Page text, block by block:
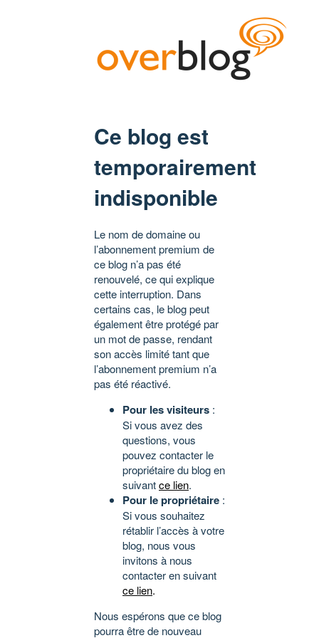
Ce blog est
temporairement
indisponible
Le nom de domaine ou
l’abonnement premium de
ce blog n’a pas été
renouvelé, ce qui explique
cette interruption. Dans
certains cas, le blog peut
également être protégé par
un mot de passe, rendant
son accès limité tant que
l’abonnement premium n’a
pas été réactivé.
Pour les visiteurs :
Si vous avez des
questions, vous
pouvez contacter le
propriétaire du blog en
suivantce lien.
Pour le propriétaire :
Si vous souhaitez
rétablir l’accès à votre
blog, nous vous
invitons à nous
contacter en suivant
ce lien.
Nous espérons que ce blog
pourra être de nouveau